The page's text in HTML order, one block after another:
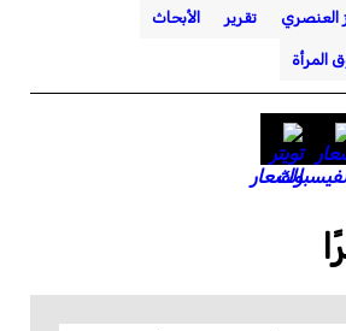
العنصري تقرير الأبحاث
المرأة